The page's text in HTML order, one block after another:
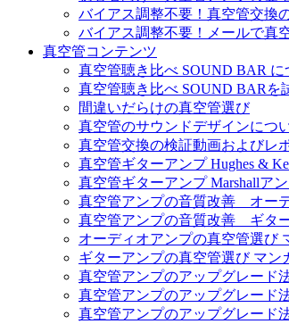
バイアス調整不要！真空管交換
バイアス調整不要！メールで真
真空管コンテンツ
真空管聴き比べ SOUND BAR に
真空管聴き比べ SOUND BARを
間違いだらけの真空管選び
真空管のサウンドデザインにつ
真空管交換の検証動画およびレ
真空管ギターアンプ Hughes &
真空管ギターアンプ Marshallア
真空管アンプの音質改善 オー
真空管アンプの音質改善 ギタ
オーディオアンプの真空管選び
ギターアンプの真空管選び マン
真空管アンプのアップグレー
真空管アンプのアップグレー
真空管アンプのアップグレー